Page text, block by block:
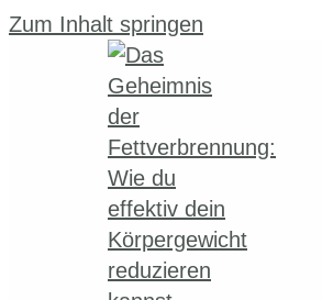
Zum Inhalt springen